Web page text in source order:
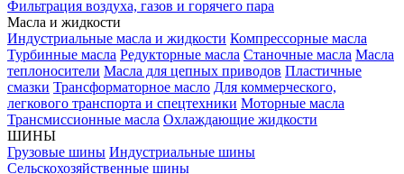
Фильтрация воздуха, газов и горячего пара
Масла и жидкости
Индустриальные масла и жидкости Компрессорные масла
Турбинные масла Редукторные масла Станочные масла Масла
теплоносители Масла для цепных приводов Пластичные
смазки Трансформаторное масло Для коммерческого,
легкового транспорта и спецтехники Моторные масла
Трансмиссионные масла Охлаждающие жидкости
ШИНЫ
Грузовые шины Индустриальные шины
Сельскохозяйственные шины